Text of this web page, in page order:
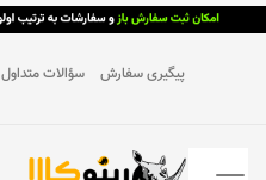
پیگیری سفارش سؤالات متداول